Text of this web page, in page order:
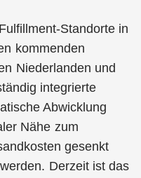
Standorte in
kommenden
Niederlanden und
integrierte
Abwicklung
Nähe zum
gesenkt
Derzeit ist das